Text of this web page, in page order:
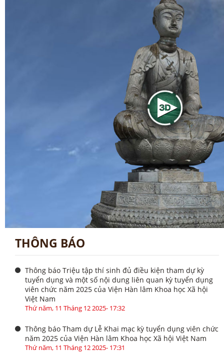
THÔNG BÁO
Thông báo Triệu tập thí sinh đủ điều kiện tham dự kỳ
tuyển dụng và một số nội dung liên quan kỳ tuyển dụng
viên chức năm 2025 của Viện Hàn lâm Khoa học Xã hội
Việt Nam
Thứ năm, 11 Tháng 12 2025- 17:32
Thông báo Tham dự Lễ Khai mạc kỳ tuyển dụng viên chức
năm 2025 của Viện Hàn lâm Khoa học Xã hội Việt Nam
Thứ năm, 11 Tháng 12 2025- 17:31